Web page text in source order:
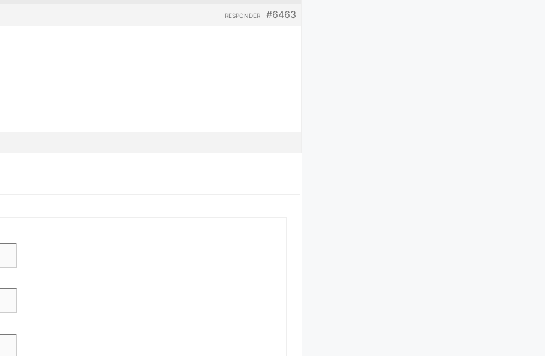
#6463
RESPONDER